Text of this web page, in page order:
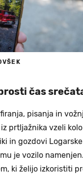
čas
pisanja in
prtljažnika vzeli
in gozdovi
je vozilo
ki želijo izkoristiti